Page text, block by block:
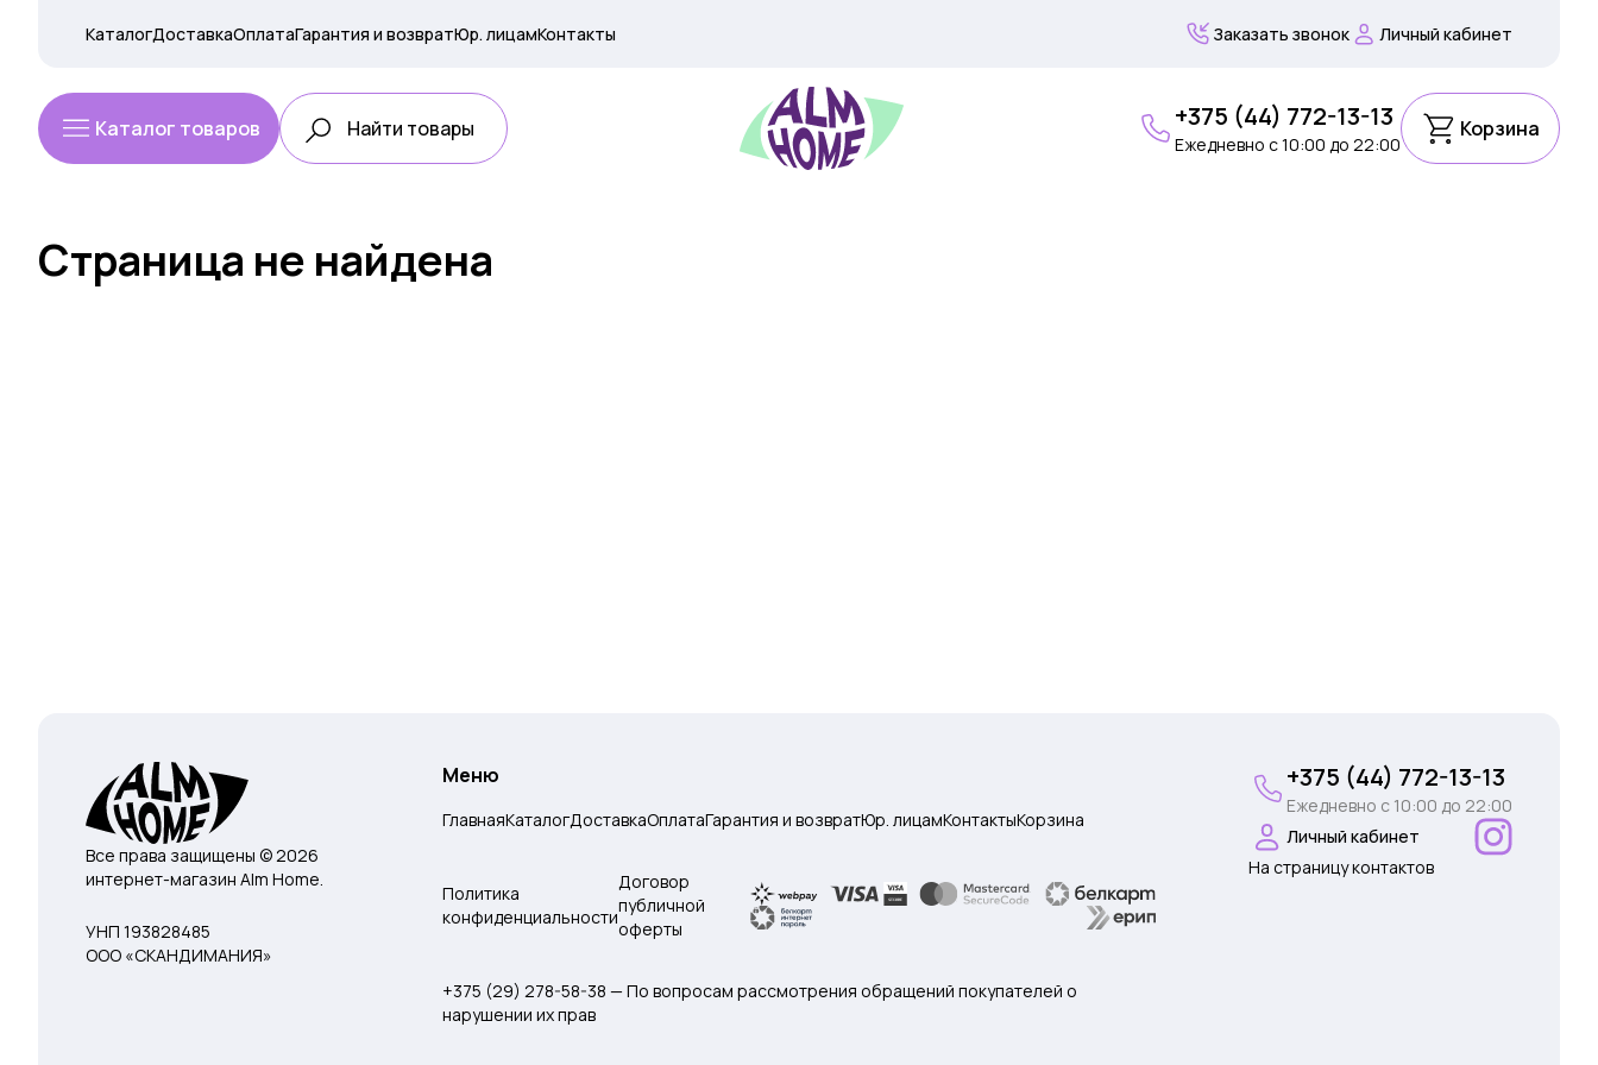
КаталогДоставкаОплатаГарантия и возвратЮр. лицамКонтакты Заказать звонок Личный кабинет
Каталог товаров +375 (44) 772-13-13
Ежедневно c 10:00 до 22:00
Корзина
Страница не найдена
Все права защищены © 2026
интернет-магазин Alm Home.
УНП 193828485
ООО «СКАНДИМАНИЯ»
Меню
ГлавнаяКаталогДоставкаОплатаГарантия и возвратЮр. лицамКонтактыКорзина
Политика
конфиденциальности
Договор
публичной
оферты
+375 (29) 278-58-38 — По вопросам рассмотрения обращений покупателей о
нарушении их прав
+375 (44) 772-13-13
Ежедневно c 10:00 до 22:00
Личный кабинет
На страницу контактов